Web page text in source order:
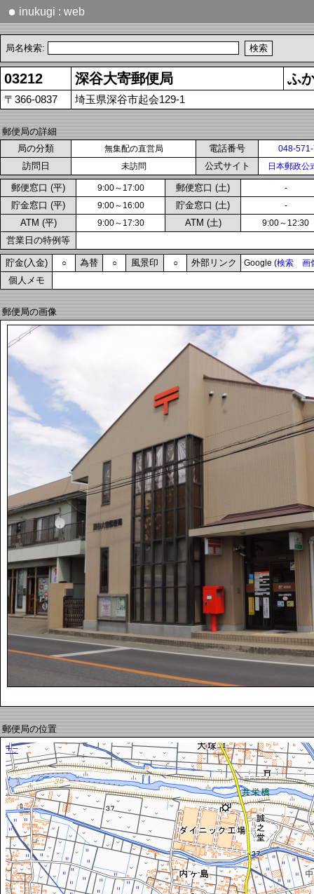
● inukugi : web
局名検索:
03212 深谷大寄郵便局 ふ
〒366-0837 埼玉県深谷市起会129-1
郵便局の詳細
局の分類
無集配の直営局 電話番号 048-
訪問日 未訪問 公式サイト 日本郵政公
郵便窓口 (平) 9:00～17:00 郵便窓口 (土) -
貯金窓口 (平) 9:00～16:00 貯金窓口 (土) -
ATM (平) 9:00～17:30 ATM (土) 9:00～12:30
営業日の特例等
貯金(入金) ○ 為替 ○ 風景印 ○ 外部リンク Google (検索 画
個人メモ
郵便局の画像
郵便局の位置